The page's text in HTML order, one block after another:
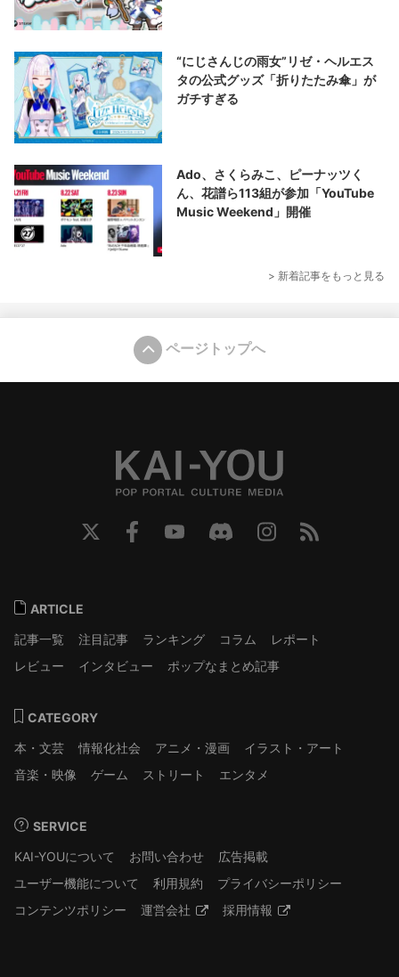
“にじさんじの雨女”リゼ・ヘルエス
タの公式グッズ「折りたたみ傘」が
ガチすぎる
Ado、さくらみこ、ピーナッツく
ん、花譜ら113組が参加「YouTube
Music Weekend」開催
> 新着記事をもっと見る
ページトップへ
ARTICLE
記事一覧
注目記事 ランキング コラム
レポート
レビュー
インタビュー ポップなまとめ記事
CATEGORY
本・文芸
情報化社会 アニメ・漫画
イラスト・アート
音楽・映像
ゲーム ストリート エンタメ
SERVICE
KAI-YOUについて
お問い合わせ
広告掲載
ユーザー機能について
利用規約
プライバシーポリシー
コンテンツポリシー
運営会社 採用情報